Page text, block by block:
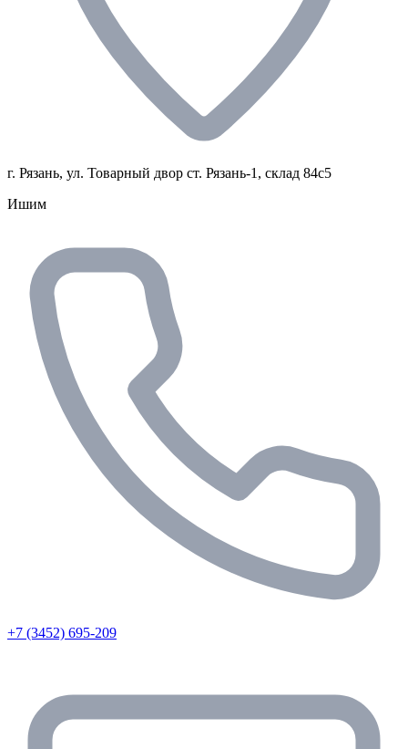
г. Рязань, ул. Товарный двор ст. Рязань-1, склад 84с5
Ишим
+7 (3452) 695-209